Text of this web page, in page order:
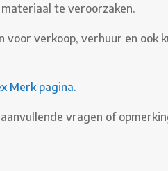
te veroorzaken.
verkoop, verhuur en ook
Merk pagina.
vragen of